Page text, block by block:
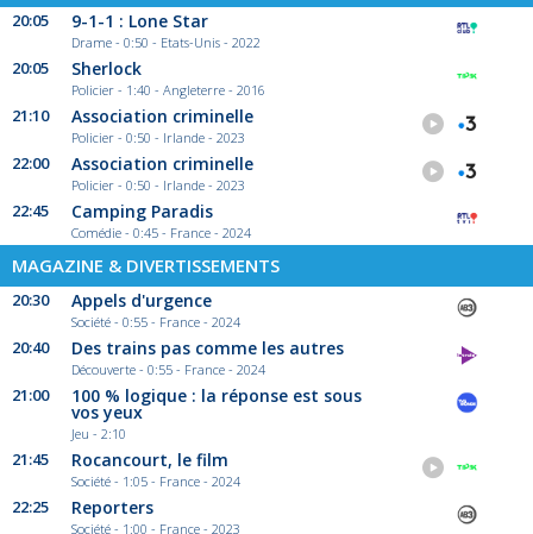
20:05 9-1-1 : Lone Star
Drame - 0:50 - Etats-Unis - 2022
20:05 Sherlock
Policier - 1:40 - Angleterre - 2016
21:10 Association criminelle
Policier - 0:50 - Irlande - 2023
22:00 Association criminelle
Policier - 0:50 - Irlande - 2023
22:45 Camping Paradis
Comédie - 0:45 - France - 2024
MAGAZINE & DIVERTISSEMENTS
20:30 Appels d'urgence
Société - 0:55 - France - 2024
20:40 Des trains pas comme les autres
Découverte - 0:55 - France - 2024
21:00 100 % logique : la réponse est sous
vos yeux
Jeu - 2:10
21:45 Rocancourt, le film
Société - 1:05 - France - 2024
22:25 Reporters
Société - 1:00 - France - 2023